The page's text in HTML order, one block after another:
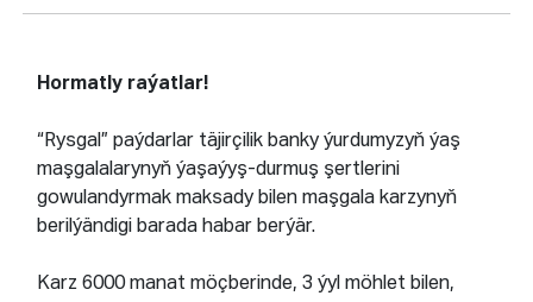
Hormatly raýatlar!
“Rysgal” paýdarlar täjirçilik banky ýurdumyzyň ýaş
maşgalalarynyň ýaşaýyş-durmuş şertlerini
gowulandyrmak maksady bilen maşgala karzynyň
berilýändigi barada habar berýär.
Karz 6000 manat möçberinde, 3 ýyl möhlet bilen,